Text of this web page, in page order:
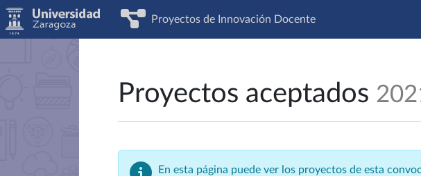
Proyectos de Innovación Docente
Proyectos aceptados
En esta página puede ver los proyectos de esta